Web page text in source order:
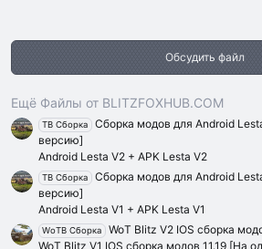
в
з
д
Обсудить файл
Ещё Файлы от BLITZFOXHUB.COM
TB Сборка
Сборка модов для Android
версию]
Android Lesta V2 + APK Lesta V2
TB Сборка
Сборка модов для Android
версию]
Android Lesta V1 + APK Lesta V1
WoTB Сборка
WoT Blitz V2 IOS сборка
WoT Blitz V1 IOS сборка модов 11.19 [На